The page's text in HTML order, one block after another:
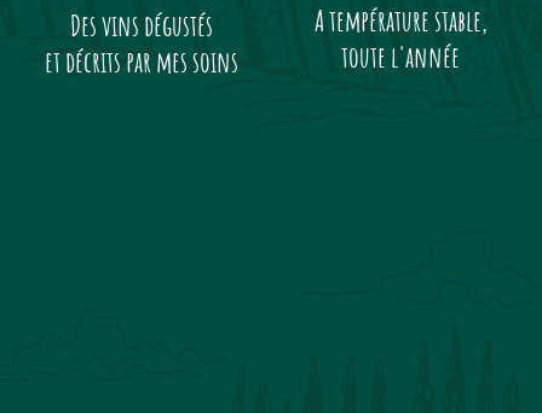
Des vins dégustés
et décrits par mes soins
A température stable,
toute l'année